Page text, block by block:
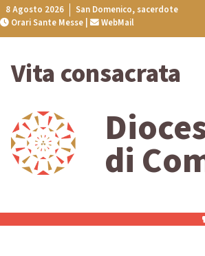
Skip
to
content
8 Agosto 2026
San Domenico, sacerdote
Orari Sante Messe
WebMail
Vita consacrata
di